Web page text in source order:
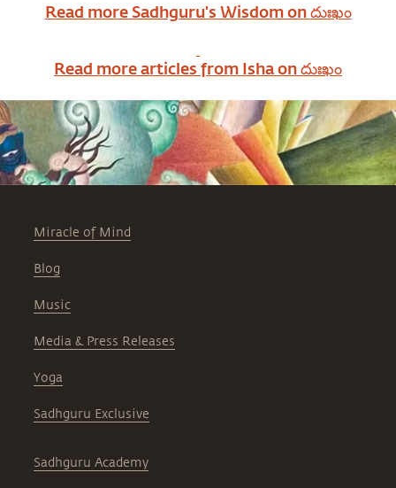
Read more Sadhguru's Wisdom onదుఃఖం
Read more articles from Isha onదుఃఖం
Miracle of Mind
Blog
Music
Media & Press Releases
Yoga
Sadhguru Exclusive
Sadhguru Academy